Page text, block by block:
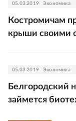
05.03.2019 Экономика
Костромичам
крыши своими
05.03.2019 Экономика
Белгородский
займется